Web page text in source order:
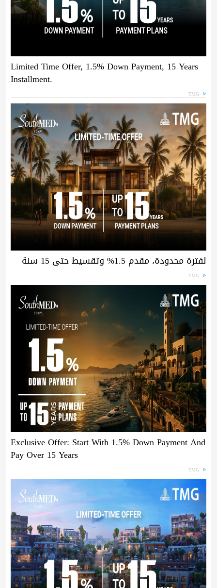
Limited Time Offer, 1.5% Down Payment, 15 Years
Installment.
TMG
لفترة محدودة، مقدم 1.5% وتقسيط حتى 15 سنة
TMG
Exclusive Offer: Start With 1.5% Down Payment And
Pay Over 15 Years
TMG